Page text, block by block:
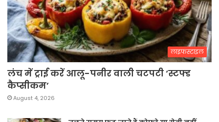
लाइफस्टाइल
लंच में ट्राई करें आलू-पनीर वाली चटपटी ‘स्टफ्ड
कैप्सीकम’
August 4, 2026